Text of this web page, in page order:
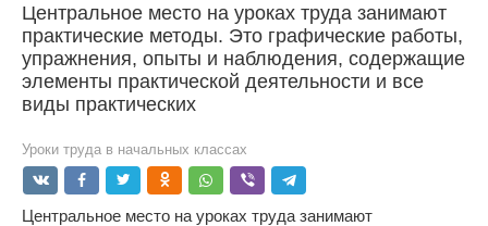
Центральное место на уроках труда занимают
практические методы. Это графические работы,
упражнения, опыты и наблюдения, содержащие
элементы практической деятельности и все
виды практических
Уроки труда в начальных классах
Центральное место на уроках труда занимают